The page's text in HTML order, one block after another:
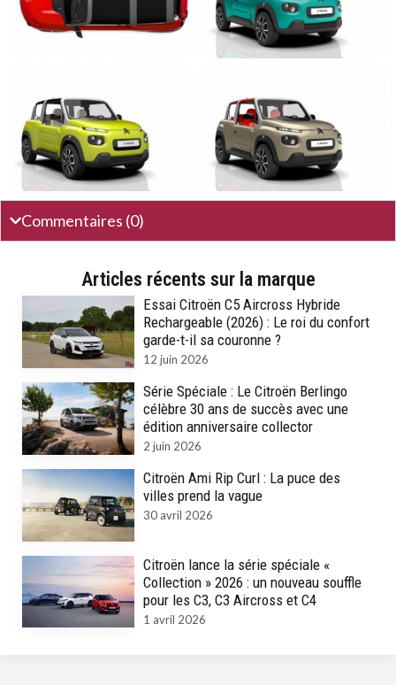
Commentaires (0)
Articles récents sur la marque
Essai Citroën C5 Aircross Hybride
Rechargeable (2026) : Le roi du confort
garde-t-il sa couronne ?
12 juin 2026
Série Spéciale : Le Citroën Berlingo
célèbre 30 ans de succès avec une
édition anniversaire collector
2 juin 2026
Citroën Ami Rip Curl : La puce des
villes prend la vague
30 avril 2026
Citroën lance la série spéciale «
Collection » 2026 : un nouveau souffle
pour les C3, C3 Aircross et C4
1 avril 2026